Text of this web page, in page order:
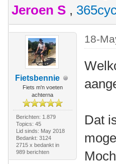
Jeroen S ,
Fietsbennie
Fiets m'n voeten
achterna
Berichten: 1.879
Topics: 45
Lid sinds: May 2018
Bedankt: 3124
2715 x bedankt in
989 berichten
18-
Dat